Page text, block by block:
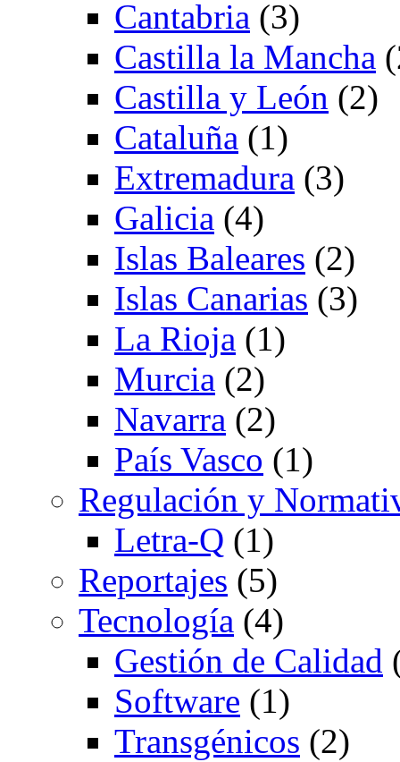
Cantabria (3)
Castilla la Mancha
Castilla y León (2)
Cataluña (1)
Extremadura (3)
Galicia (4)
Islas Baleares (2)
Islas Canarias (3)
La Rioja (1)
Murcia (2)
Navarra (2)
País Vasco (1)
Regulación y
Letra-Q (1)
Reportajes (5)
Tecnología (4)
Gestión de Calidad
Software (1)
Transgénicos (2)